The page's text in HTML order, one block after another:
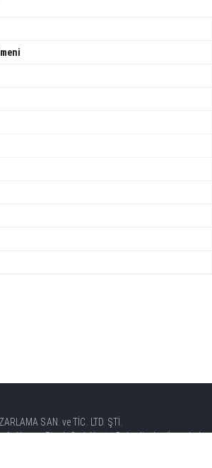
SAN. ve TİC. LTD. ŞTİ.
Nevzat Pisak Cad. No:11 Bahçelievler /İstanbul